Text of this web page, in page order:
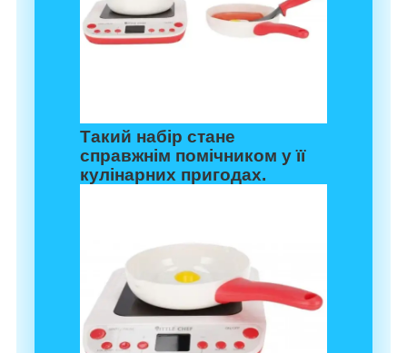
Такий набір стане
справжнім помічником у її
кулінарних пригодах.